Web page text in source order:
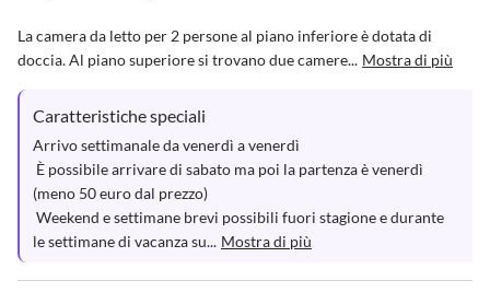
La camera da letto per 2 persone al piano inferiore è dotata di
doccia. Al piano superiore si trovano due camere... Mostra di più
Caratteristiche speciali
Arrivo settimanale da venerdì a venerdì
(meno 50 euro dal prezzo)
le settimane di vacanza su... Mostra di più